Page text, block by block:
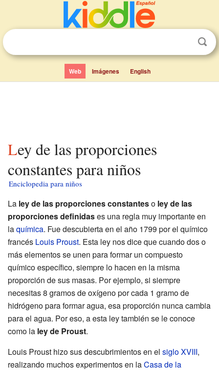
Web Imágenes English
Ley de las proporciones
constantes para niños
Enciclopedia para niños
La ley de las proporciones constanteso ley de las
proporciones definidases una regla muy importante en
laquímica. Fue descubierta en el año 1799 por el químico
francés Louis Proust. Esta ley nos dice que cuando dos o
más elementos se unen para formar un compuesto
químico específico, siempre lo hacen en la misma
proporción de sus masas. Por ejemplo, si siempre
necesitas 8 gramos de oxígeno por cada 1 gramo de
hidrógeno para formar agua, esa proporción nunca cambia
para el agua. Por eso, a esta ley también se le conoce
como la ley de Proust.
Louis Proust hizo sus descubrimientos en el siglo XVIII,
realizando muchos experimentos en laCasa de la